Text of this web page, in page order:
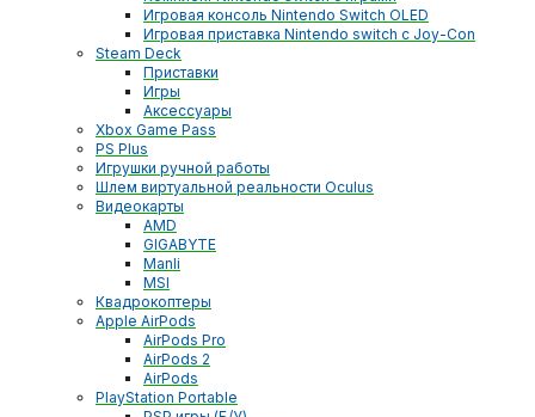
Игровая консоль Nintendo Switch OLED
Игровая приставка Nintendo switch с Joy-Con
Steam Deck
Приставки
Игры
Аксессуары
Xbox Game Pass
PS Plus
Игрушки ручной работы
Шлем виртуальной реальности Oculus
Видеокарты
AMD
GIGABYTE
Manli
MSI
Квадрокоптеры
Apple AirPods
AirPods Pro
AirPods 2
AirPods
PlayStation Portable